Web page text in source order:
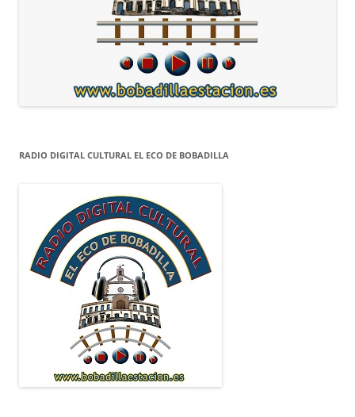
RADIO DIGITAL CULTURAL EL ECO DE BOBADILLA